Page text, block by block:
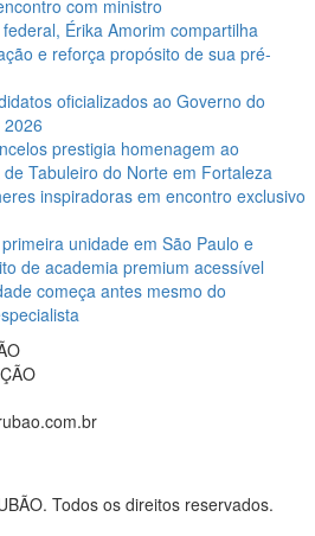
com ministro
Érika Amorim compartilha
e reforça propósito de sua pré-
oficializados ao Governo do
prestigia homenagem ao
Tabuleiro do Norte em Fortaleza
inspiradoras em encontro exclusivo
unidade em São Paulo e
de academia premium acessível
começa antes mesmo do
Todos os direitos reservados.